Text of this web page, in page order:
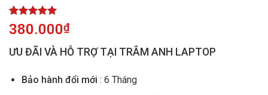
Rated
5.00
out of 5
based on
1
customer
380.000₫
ƯU ĐÃI VÀ HỖ TRỢ TẠI TRÂM ANH LAPTOP
Bảo hành đổi mới : 6 Tháng